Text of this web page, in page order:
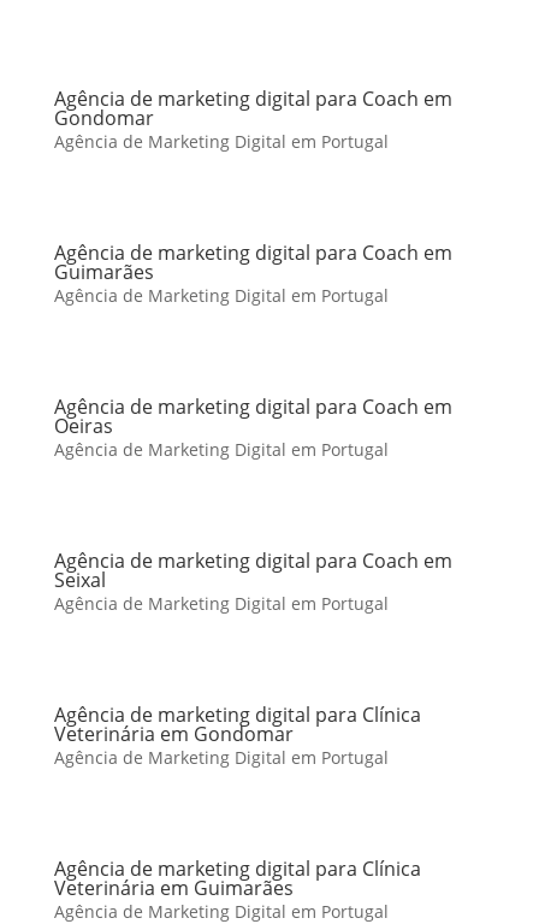
Agência de marketing digital para Coach em
Gondomar
Agência de Marketing Digital em Portugal
Agência de marketing digital para Coach em
Guimarães
Agência de Marketing Digital em Portugal
Agência de marketing digital para Coach em
Oeiras
Agência de Marketing Digital em Portugal
Agência de marketing digital para Coach em
Seixal
Agência de Marketing Digital em Portugal
Agência de marketing digital para Clínica
Veterinária em Gondomar
Agência de Marketing Digital em Portugal
Agência de marketing digital para Clínica
Veterinária em Guimarães
Agência de Marketing Digital em Portugal